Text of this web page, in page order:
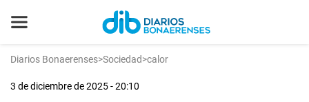
Diarios Bonaerenses>Sociedad>calor
3 de diciembre de 2025 - 20:10